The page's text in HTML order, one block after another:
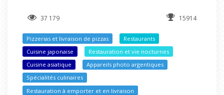
37 179 15914
Pizzerias et livraison de pizzas
Restaurants
Cuisine japonaise
Restauration et vie nocturnes
Cuisine asiatique
Appareils photo argentiques
Spécialités culinaires
Restauration à emporter et en livraison